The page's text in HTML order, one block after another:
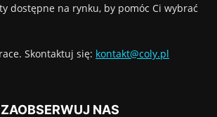
dostępne na rynku, by pomóc Ci wybrać
Skontaktuj się: kontakt@coly.pl
ZAOBSERWUJ NAS